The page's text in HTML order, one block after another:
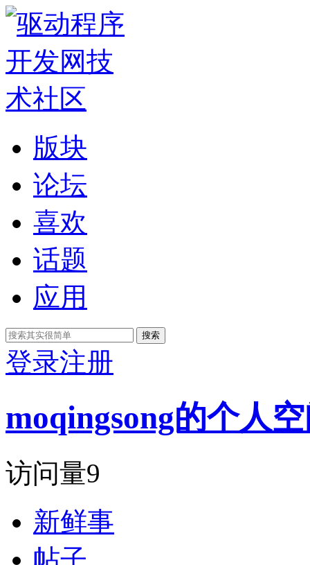
版块
论坛
喜欢
话题
应用
搜索
登录注册
moqingsong的个人
访问量9
新鲜事
帖子